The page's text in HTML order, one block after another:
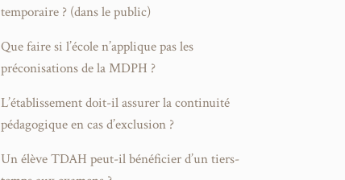
temporaire ? (dans le public)
Que faire si l’école n’applique pas les
préconisations de la MDPH ?
L’établissement doit-il assurer la continuité
pédagogique en cas d’exclusion ?
Un élève TDAH peut-il bénéficier d’un tiers-